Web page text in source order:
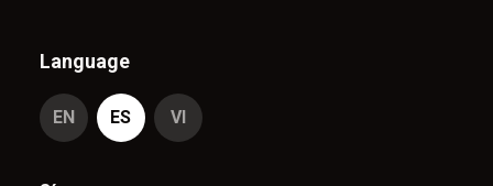
Language
EN ES VI